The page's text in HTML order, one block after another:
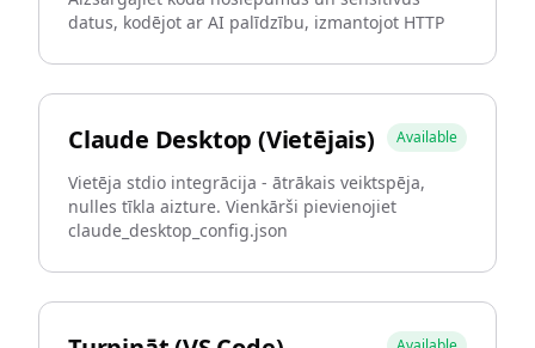
datus, kodējot ar AI palīdzību, izmantojot HTTP
Claude Desktop (Vietējais) Available
Vietēja stdio integrācija - ātrākais veiktspēja,
nulles tīkla aizture. Vienkārši pievienojiet
claude_desktop_config.json